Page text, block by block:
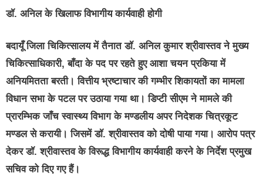
डॉ. अनिल के खिलाफ विभागीय कार्यवाही होगी
बदायूँ जिला चिकित्सालय में तैनात डॉ. अनिल कुमार श्रीवास्तव ने मुख्य
चिकित्साधिकारी, बाँदा के पद पर रहते हुए आशा चयन प्रकिया में
अनियमितता बरती। वित्तीय भ्रष्टाचार की गम्भीर शिकायतों का मामला
विधान सभा के पटल पर उठाया गया था। डिप्टी सीएम ने मामले की
प्रारम्भिक जाँच स्वास्थ्य विभाग के मण्डलीय अपर निदेशक चित्रकूट
मण्डल से करायी। जिसमें डॉ. श्रीवास्तव को दोषी पाया गया। आरोप पत्र
देकर डॉ. श्रीवास्तव के विरूद्ध विभागीय कार्यवाही करने के निर्देश प्रमुख
सचिव को दिए गए हैं।